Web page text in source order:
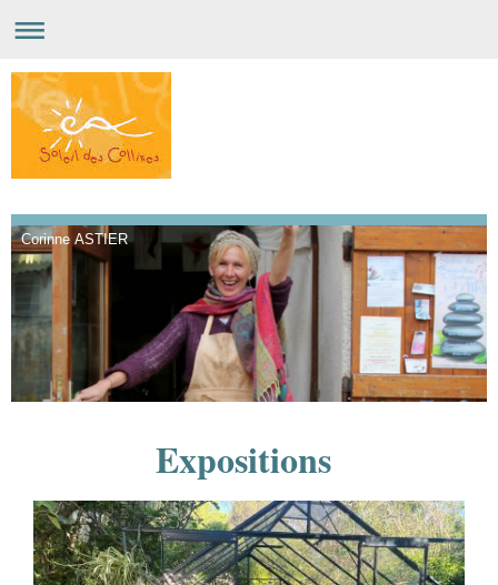
Corinne ASTIER
Expositions